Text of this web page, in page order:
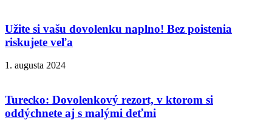
Užite si vašu dovolenku naplno! Bez poistenia
riskujete veľa
1. augusta 2024
Turecko: Dovolenkový rezort, v ktorom si
oddýchnete aj s malými deťmi